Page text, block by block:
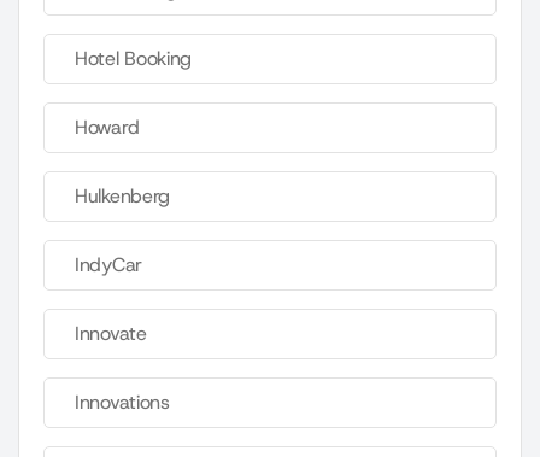
Hotel Booking
Howard
Hulkenberg
IndyCar
Innovate
Innovations